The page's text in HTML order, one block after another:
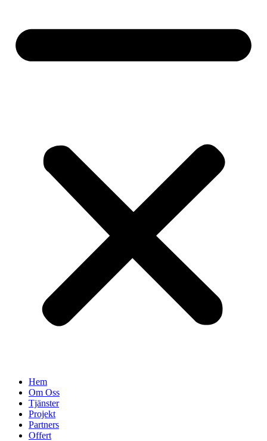
Hem
Om Oss
Tjänster
Projekt
Partners
Offert